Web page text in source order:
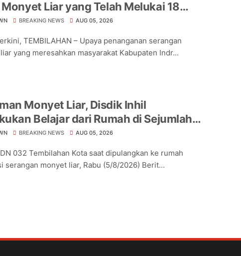
Liar yang Telah Melukai 18
BREAKING NEWS AUG 05, 2026
TEMBILAHAN – Upaya penanganan serangan
yang meresahkan masyarakat Kabupaten Indr...
Monyet Liar, Disdik Inhil
Belajar dari Rumah di Sejumlah
Tembilahan
BREAKING NEWS AUG 05, 2026
032 Tembilahan Kota saat dipulangkan ke rumah
serangan monyet liar, Rabu (5/8/2026) Berit...